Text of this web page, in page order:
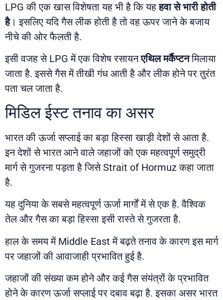
LPG की एक खास विशेषता यह भी है कि यहहवा से भारी होती
है। इसलिए यदि गैस लीक होती है तो वह ऊपर जाने के बजाय
नीचे की ओर फैलती है.
इसी वजह से LPG में एक विशेष रसायनएथिल मर्कैप्टनमिलाया
जाता है. इससे गैस में तीखी गंध आती है और लीक होने पर तुरंत
पता चल जाता है.
मिडिल ईस्ट तनाव का असर
भारत की ऊर्जा सप्लाई का बड़ा हिस्सा खाड़ी देशों से आता है.
इन देशों से भारत आने वाले जहाजों को एक महत्वपूर्ण समुद्री
मार्ग से गुजरना पड़ता है जिसेStrait of Hormuzकहा जाता
है.
यह दुनिया के सबसे महत्वपूर्ण ऊर्जा मार्गों में से एक है. वैश्विक
तेल और गैस का बड़ा हिस्सा इसी रास्ते से गुजरता है.
हाल के समय में Middle East में बढ़ते तनाव के कारण इस मार्ग
पर जहाजों की आवाजाही प्रभावित हुई है.
जहाजों की संख्या कम होने और कई गैस संयंत्रों के प्रभावित
होने के कारण ऊर्जा सप्लाई पर दबाव बढ़ा है. इसका असर भारत